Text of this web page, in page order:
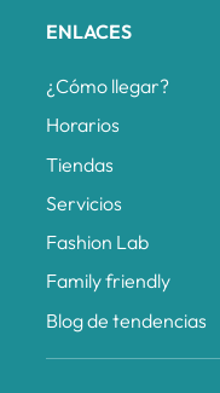
ENLACES
¿Cómo llegar?
Horarios
Tiendas
Servicios
Fashion Lab
Family friendly
Blog de tendencias